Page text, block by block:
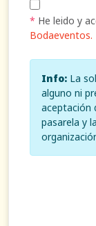
* He leido y
Bodaeventos.
Info: La
alguno ni
aceptación
pasarela y